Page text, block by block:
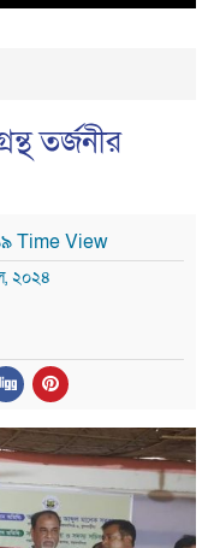
তর্জনীর
Time View
২০২৪